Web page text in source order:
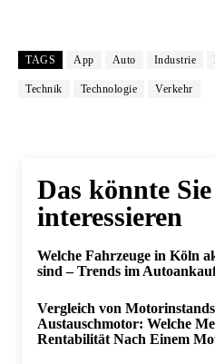
TAGS App Auto Industrie
Technik Technologie Verkehr
Das könnte
interessieren
Welche Fahrzeuge in Köln
sind – Trends im
Vergleich von
Austauschmotor: Welche
Rentabilität Nach Einem